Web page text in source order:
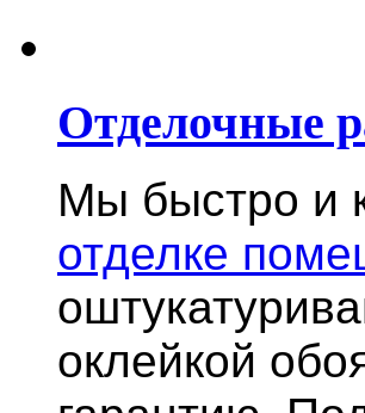
Отделочные
Мы быстро и
отделке
оклейкой